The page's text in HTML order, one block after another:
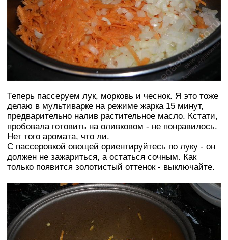
Теперь пассеруем лук, морковь и чеснок. Я это тоже
делаю в мультиварке на режиме жарка 15 минут,
предварительно налив растительное масло. Кстати,
пробовала готовить на оливковом - не понравилось.
Нет того аромата, что ли.
С пассеровкой овощей ориентируйтесь по луку - он
должен не зажариться, а остаться сочным. Как
только появится золотистый оттенок - выключайте.